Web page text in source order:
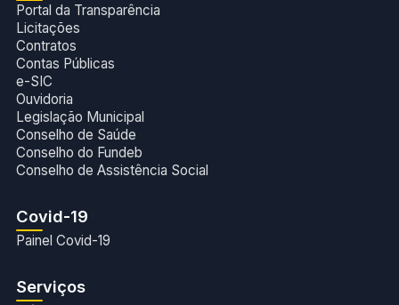
Portal da Transparência
Licitações
Contratos
Contas Públicas
e-SIC
Ouvidoria
Legislação Municipal
Conselho de Saúde
Conselho do Fundeb
Conselho de Assistência Social
Covid-19
Painel Covid-19
Serviços